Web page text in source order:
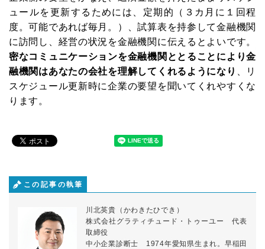
ュールを更新するためには、定期的（３カ月に１回程
度。可能であれば毎月。）、試算表を持参して金融機関
に訪問し、経営の状況を金融機関に伝えるとよいです。
密なコミュニケーションを金融機関ととることにより金
融機関はあなたの会社を理解してくれるようになり
、リ
スケジュール更新時に企業の要望を聞いてくれやすくな
ります。
この記事の執筆
川北英貴（かわきたひでき）
株式会社グラティチュード・トゥーユー 代表
取締役
中小企業診断士 1974年愛知県生まれ。早稲田
がうまくなる情報を毎週お届けします。
これであなたの会社もお金に困らない!